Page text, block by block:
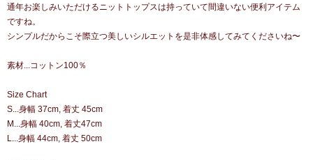
通年お楽しみいただけるニットトップスは持っていて間違いない便利アイテム
ですね。
シンプルだからこそ際立つ美しいシルエットを是非体感してみてくださいね〜
素材...コットン100％
Size Chart
S...身幅 37cm, 着丈 45cm
M...身幅 40cm, 着丈47cm
L...身幅 44cm, 着丈 50cm